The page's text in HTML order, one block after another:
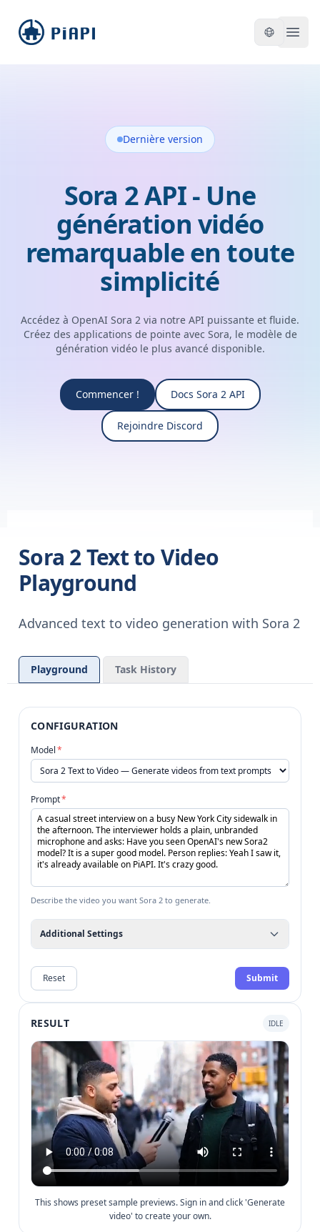
piapi
Dernière version
Sora 2 API - Une
génération vidéo
remarquable en toute
simplicité
Accédez à OpenAI Sora 2 via notre API puissante et fluide.
Créez des applications de pointe avec Sora, le modèle de
génération vidéo le plus avancé disponible.
Commencer ! Docs Sora 2 API
Rejoindre Discord
Sora 2 Text to Video
Playground
Advanced text to video generation with Sora 2
Playground Task History
CONFIGURATION
Model*
Prompt*
Describe the video you want Sora 2 to generate.
Additional Settings
Reset Submit
RESULT IDLE
This shows preset sample previews. Sign in and click 'Generate
video' to create your own.